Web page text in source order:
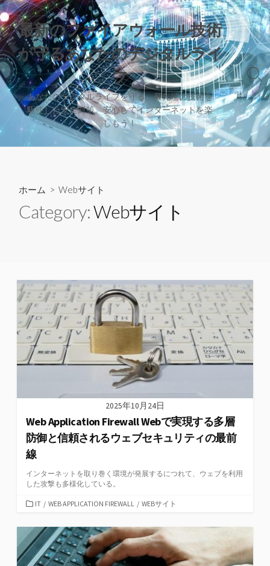
コ
ン
テ
ン
ツ
へ
ッ
最新のファイアウォール技術
が守るあなたのデジタルライ
フ
あなたのデジタルライフを守る、最先端の技術を
駆使した安全対策。安心してインターネットを楽
しもう！
検
索
切
り
替
え
ホーム > Webサイト
Category:Webサイト
2025年10月24日
Web Application Firewall Webで実現する多層
防御と信頼されるウェブセキュリティの最前
線
インターネットを取り巻く環境が発展するにつれて、ウェブを利用
した攻撃も多様化している。
カ
ゴ
リ
ー
IT / WEB APPLICATION FIREWALL / WEBサイト